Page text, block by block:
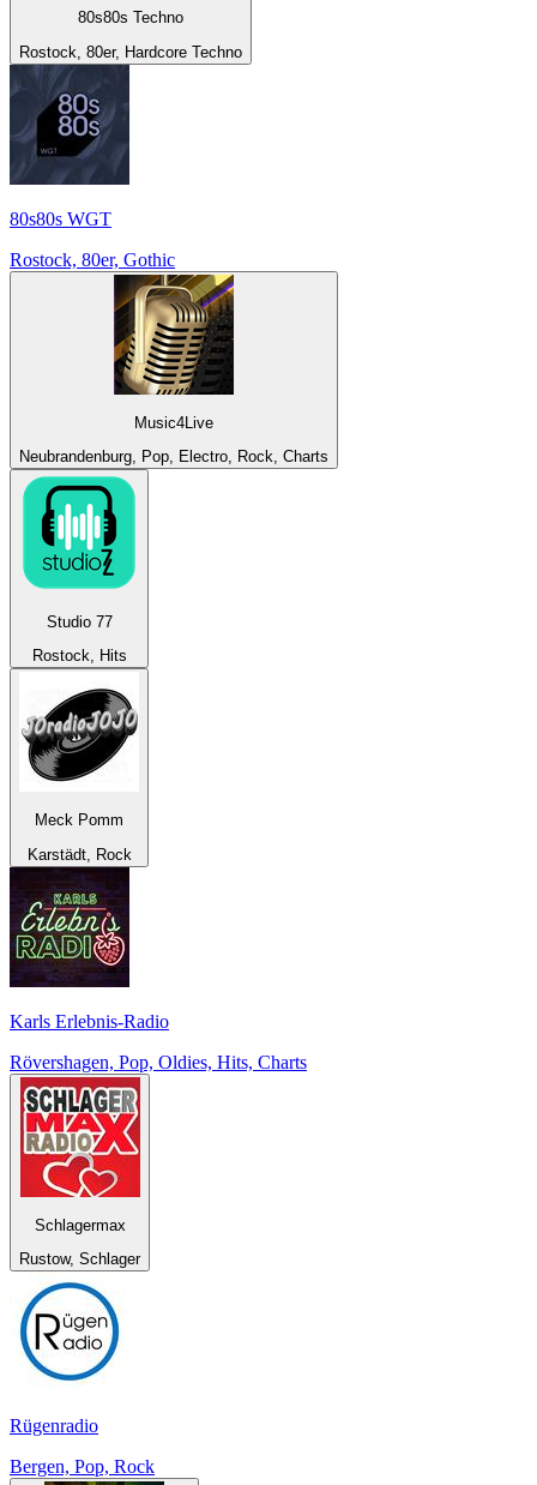
80s80s Techno
Rostock, 80er, Hardcore Techno
80s80s WGT
Rostock, 80er, Gothic
Music4Live
Neubrandenburg, Pop, Electro, Rock, Charts
Studio 77
Rostock, Hits
Meck Pomm
Karstädt, Rock
Karls Erlebnis-Radio
Rövershagen, Pop, Oldies, Hits, Charts
Schlagermax
Rustow, Schlager
Rügenradio
Bergen, Pop, Rock